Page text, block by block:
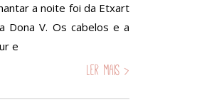
a noite foi da Etxart
Dona V. Os cabelos e a
e
Ler mais >